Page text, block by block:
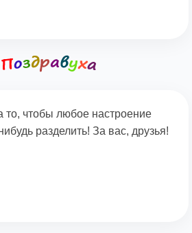
то, чтобы любое настроение
разделить! За вас, друзья!